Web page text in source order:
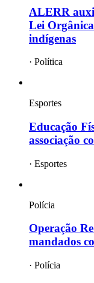
ALERR
Lei
indígenas
· Política
Esportes
Educação
associação
· Esportes
Polícia
Operação
mandados
· Polícia